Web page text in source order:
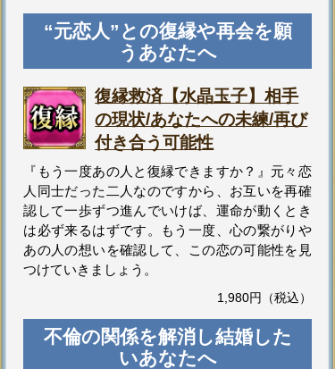
“元恋人”との復縁や再会を願
うあなたへ
復縁救済【水晶玉子】相手
の現状/あなたへの未練/再び
付き合う可能性
『もう一度あの人と復縁できますか？』元々恋
人同士だった二人なのですから、お互いを再確
認して一歩ずつ進んでいけば、運命が動くとき
は必ず来るはずです。もう一度、心の繋がりや
あの人の想いを確認して、この恋の可能性を見
つけていきましょう。
1,980円（税込）
不倫の関係を解消し結婚した
いあなたへ